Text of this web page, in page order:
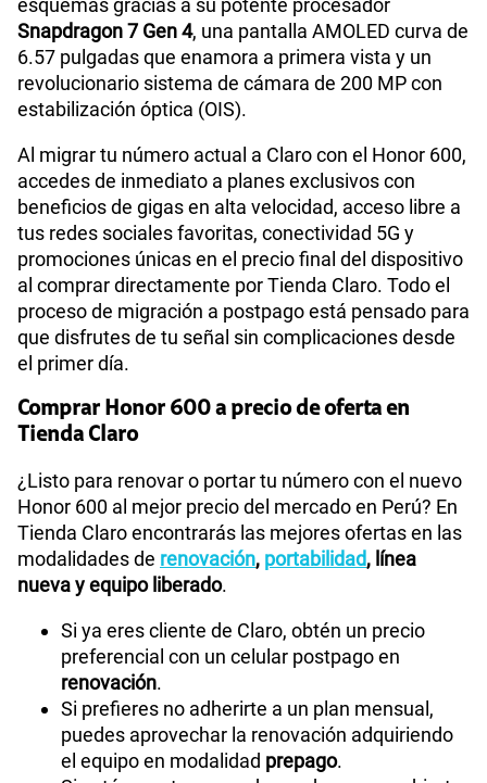
esquemas gracias a su potente procesador
Snapdragon 7 Gen 4, una pantalla AMOLED curva de
6.57 pulgadas que enamora a primera vista y un
revolucionario sistema de cámara de 200 MP con
estabilización óptica (OIS).
Al migrar tu número actual a Claro con el Honor 600,
accedes de inmediato a planes exclusivos con
beneficios de gigas en alta velocidad, acceso libre a
tus redes sociales favoritas, conectividad 5G y
promociones únicas en el precio final del dispositivo
al comprar directamente por Tienda Claro. Todo el
proceso de migración a postpago está pensado para
que disfrutes de tu señal sin complicaciones desde
el primer día.
Comprar Honor 600 a precio de oferta en
Tienda Claro
¿Listo para renovar o portar tu número con el nuevo
Honor 600 al mejor precio del mercado en Perú? En
Tienda Claro encontrarás las mejores ofertas en las
modalidades de renovación, portabilidad, línea
nueva y equipo liberado.
Si ya eres cliente de Claro, obtén un precio
preferencial con un celular postpago en
renovación.
Si prefieres no adherirte a un plan mensual,
puedes aprovechar la renovación adquiriendo
el equipo en modalidad prepago.